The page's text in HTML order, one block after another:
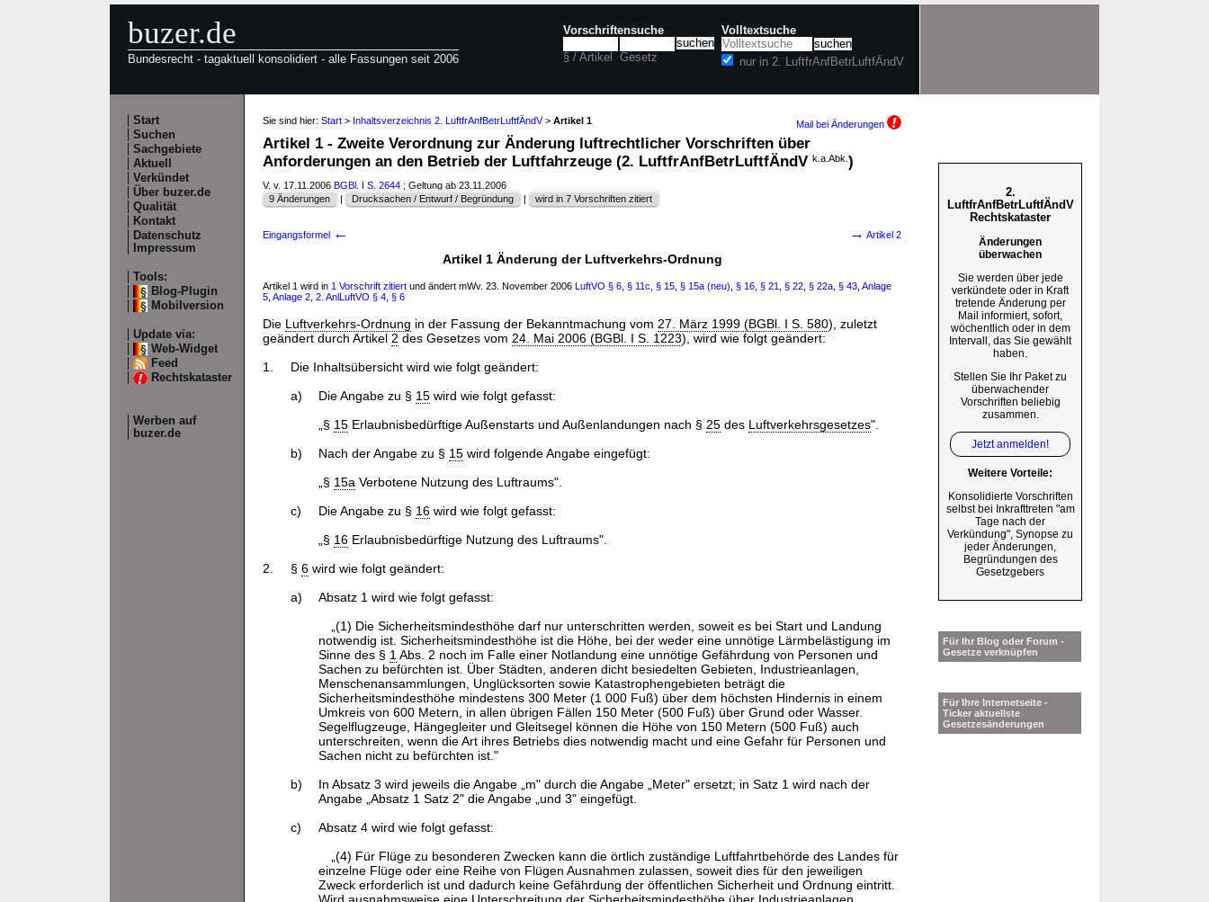
buzer.de
Bundesrecht - tagaktuell konsolidiert - alle Fassungen seit 2006
Vorschriftensuche
§ / Artikel Gesetz
Volltextsuche
nur in 2. LuftfrAnfBetrLuftfÄndV
Start
Suchen
Sachgebiete
Aktuell
Verkündet
Über buzer.de
Qualität
Kontakt
Datenschutz
Impressum
Tools:
Blog-Plugin
Mobilversion
Update via:
Web-Widget
Feed
Rechtskataster
Werben auf
buzer.de
Sie sind hier: Start > Inhaltsverzeichnis 2. LuftfrAnfBetrLuftfÄndV> Artikel 1 Mail bei Änderungen
Artikel 1 - Zweite Verordnung zur Änderung luftrechtlicher Vorschriften über
Anforderungen an den Betrieb der Luftfahrzeuge (2. LuftfrAnfBetrLuftfÄndV k.a.Abk. )
V. v. 17.11.2006 BGBl. I S. 2644 ; Geltung ab 23.11.2006
9 Änderungen
| Drucksachen / Entwurf / Begründung | wird in 7 Vorschriften zitiert
Eingangsformel ← → Artikel 2
Artikel 1 Änderung der Luftverkehrs-Ordnung
Artikel 1 wird in 1 Vorschrift zitiert und ändert mWv. 23. November 2006 LuftVO § 6 § 11c § 15 § 15a (neu) § 16 § 21 § 22 § 22a § 43 Anlage
5 Anlage 2 2. AnlLuftVO § 4 § 6
Die Luftverkehrs-Ordnung in der Fassung der Bekanntmachung vom 27. März 1999 (BGBl. I S. 580), zuletzt
geändert durch Artikel 2 des Gesetzes vom 24. Mai 2006 (BGBl. I S. 1223), wird wie folgt geändert:
1.
Die Inhaltsübersicht wird wie folgt geändert:
a)
Die Angabe zu § 15wird wie folgt gefasst:
„§ 15Erlaubnisbedürftige Außenstarts und Außenlandungen nach § 25des Luftverkehrsgesetzes".
b)
Nach der Angabe zu § 15wird folgende Angabe eingefügt:
„§ 15a Verbotene Nutzung des Luftraums".
c)
Die Angabe zu § 16wird wie folgt gefasst:
„§ 16Erlaubnisbedürftige Nutzung des Luftraums".
2.
§ 6wird wie folgt geändert:
a)
Absatz 1 wird wie folgt gefasst:
„(1) Die Sicherheitsmindesthöhe darf nur unterschritten werden, soweit es bei Start und Landung
notwendig ist. Sicherheitsmindesthöhe ist die Höhe, bei der weder eine unnötige Lärmbelästigung im
Sinne des § 1 Abs. 2 noch im Falle einer Notlandung eine unnötige Gefährdung von Personen und
Sachen zu befürchten ist. Über Städten, anderen dicht besiedelten Gebieten, Industrieanlagen,
Menschenansammlungen, Unglücksorten sowie Katastrophengebieten beträgt die
Sicherheitsmindesthöhe mindestens 300 Meter (1 000 Fuß) über dem höchsten Hindernis in einem
Umkreis von 600 Metern, in allen übrigen Fällen 150 Meter (500 Fuß) über Grund oder Wasser.
Segelflugzeuge, Hängegleiter und Gleitsegel können die Höhe von 150 Metern (500 Fuß) auch
unterschreiten, wenn die Art ihres Betriebs dies notwendig macht und eine Gefahr für Personen und
Sachen nicht zu befürchten ist."
b)
In Absatz 3 wird jeweils die Angabe „m" durch die Angabe „Meter" ersetzt; in Satz 1 wird nach der
Angabe „Absatz 1 Satz 2" die Angabe „und 3" eingefügt.
c)
Absatz 4 wird wie folgt gefasst:
„(4) Für Flüge zu besonderen Zwecken kann die örtlich zuständige Luftfahrtbehörde des Landes für
einzelne Flüge oder eine Reihe von Flügen Ausnahmen zulassen, soweit dies für den jeweiligen
Zweck erforderlich ist und dadurch keine Gefährdung der öffentlichen Sicherheit und Ordnung eintritt.
2.
LuftfrAnfBetrLuftfÄndV
Rechtskataster
Änderungen
überwachen
Sie werden über jede
verkündete oder in Kraft
tretende Änderung per
Mail informiert, sofort,
wöchentlich oder in dem
Intervall, das Sie gewählt
haben.
Stellen Sie Ihr Paket zu
überwachender
Vorschriften beliebig
zusammen.
Jetzt anmelden!
Weitere Vorteile:
Konsolidierte Vorschriften
selbst bei Inkrafttreten "am
Tage nach der
Verkündung", Synopse zu
jeder Änderungen,
Begründungen des
Gesetzgebers
Für Ihr Blog oder Forum -
Gesetze verknüpfen
Für Ihre Internetseite -
Ticker aktuellste
Gesetzesänderungen